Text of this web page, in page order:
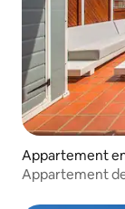
Appartement
Appartement